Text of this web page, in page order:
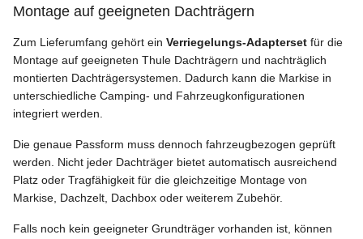
Montage auf geeigneten Dachträgern
Zum Lieferumfang gehört ein Verriegelungs-Adapterset für die
Montage auf geeigneten Thule Dachträgern und nachträglich
montierten Dachträgersystemen. Dadurch kann die Markise in
unterschiedliche Camping- und Fahrzeugkonfigurationen
integriert werden.
Die genaue Passform muss dennoch fahrzeugbezogen geprüft
werden. Nicht jeder Dachträger bietet automatisch ausreichend
Platz oder Tragfähigkeit für die gleichzeitige Montage von
Markise, Dachzelt, Dachbox oder weiterem Zubehör.
Falls noch kein geeigneter Grundträger vorhanden ist, können